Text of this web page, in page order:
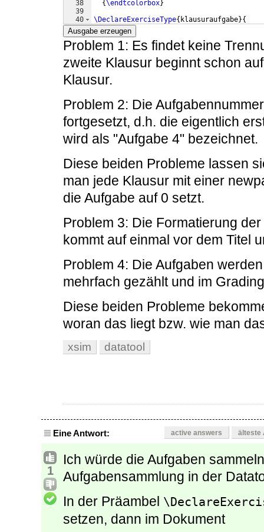
38
39
40
41
{\endtcolorbox}
\DeclareExerciseType{ klausuraufgabe}{
  exercise-env = aufgabe ,
Ausgabe erzeugen
Problem 1: Es findet keine
zweite Klausur beginnt schon
Klausur.
Problem 2: Die
fortgesetzt, d.h. die eigentlich
wird als "Aufgabe 4" bezeichnet.
Diese beiden Probleme lassen
man jede Klausur mit einer
die Aufgabe auf 0 setzt.
Problem 3: Die Formatierung
kommt auf einmal vor dem Titel
Problem 4: Die Aufgaben
mehrfach gezählt und im
Diese beiden Probleme
woran das liegt bzw. wie man
xsim datatool
Eine Antwort: active answers älteste
1
Ich würde die Aufgaben
Aufgabensammlung in der
In der Präambel
setzen, dann im Dokument